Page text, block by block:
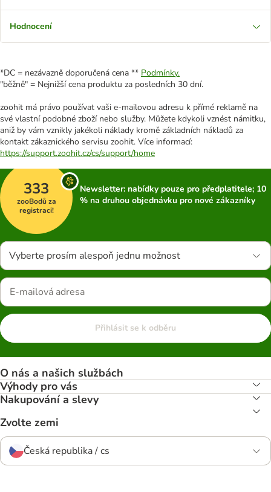
Hodnocení
*DC = nezávazně doporučená cena ** Podmínky.
"běžně" = Nejnižší cena produktu za posledních 30 dní.
zoohit má právo používat vaši e-mailovou adresu k přímé reklamě na
své vlastní podobné zboží nebo služby. Můžete kdykoli vznést námitku,
aniž by vám vznikly jakékoli náklady kromě základních nákladů za
kontakt zákaznického servisu zoohit. Více informací:
https://support.zoohit.cz/cs/support/home
333
zooBodů za
registraci!
Newsletter: nabídky pouze pro předplatitele; 10
% na druhou objednávku pro nové zákazníky
Vyberte prosím alespoň jednu možnost
Přihlásit se k odběru
O nás a našich službách
Výhody pro vás
Nakupování a slevy
Zvolte zemi
Česká republika / cs